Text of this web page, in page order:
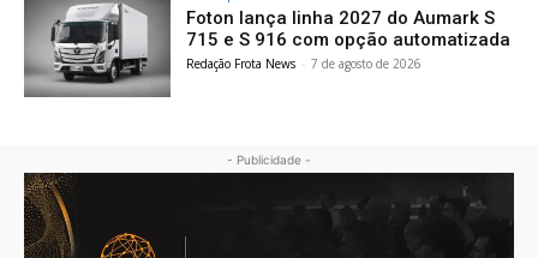
Foton lança linha 2027 do Aumark S
715 e S 916 com opção automatizada
Redação Frota News - 7 de agosto de 2026
- Publicidade -